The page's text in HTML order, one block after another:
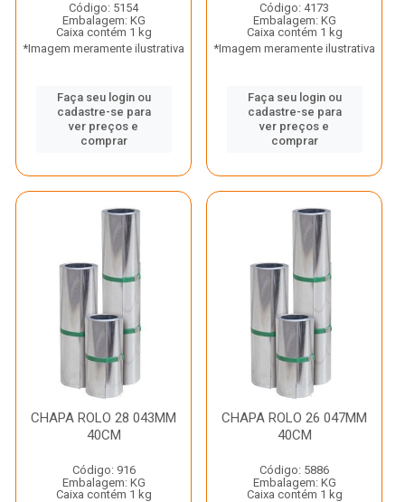
Código: 5154
Embalagem: KG
Caixa contém 1 kg
*Imagem meramente ilustrativa
Faça seu login ou
cadastre-se para
ver preços e
comprar
Código: 4173
Embalagem: KG
Caixa contém 1 kg
*Imagem meramente ilustrativa
Faça seu login ou
cadastre-se para
ver preços e
comprar
CHAPA ROLO 28 043MM
40CM
Código: 916
Embalagem: KG
Caixa contém 1 kg
CHAPA ROLO 26 047MM
40CM
Código: 5886
Embalagem: KG
Caixa contém 1 kg